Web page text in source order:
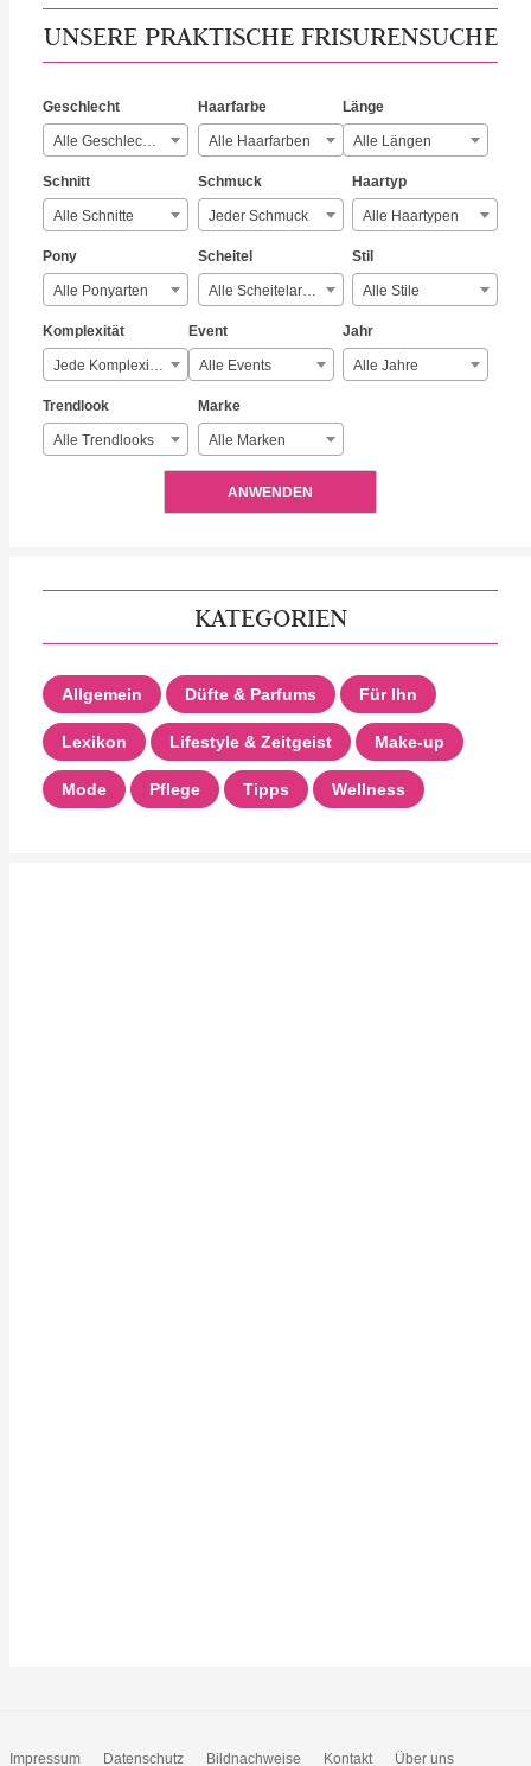
UNSERE PRAKTISCHE FRISURENSUCHE
Geschlecht
Alle Geschlechter
Haarfarbe
Alle Haarfarben
Länge
Alle Längen
Schnitt
Alle Schnitte
Schmuck
Jeder Schmuck
Haartyp
Alle Haartypen
Pony
Alle Ponyarten
Scheitel
Alle Scheitelarten
Stil
Alle Stile
Komplexität
Jede Komplexität
Event
Alle Events
Jahr
Alle Jahre
Trendlook
Alle Trendlooks
Marke
Alle Marken
ANWENDEN
KATEGORIEN
Allgemein Düfte & Parfums Für Ihn
Lexikon Lifestyle & Zeitgeist Make-up
Mode Pflege Tipps Wellness
Impressum Datenschutz Bildnachweise Kontakt Über uns